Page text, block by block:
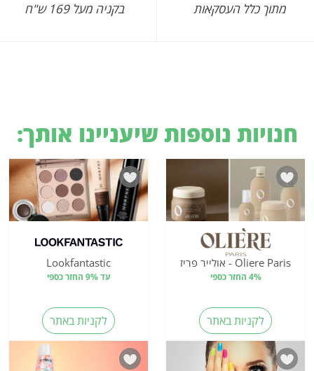
מתוך כלל העסקאות בקניה מעל 169 ש"ח
חנויות נוספות שיעניינו אותך:
Oliere Paris - אולייר פריז
4% החזר כספי
לקניות באתר
Lookfantastic
עד 9% החזר כספי
לקניות באתר